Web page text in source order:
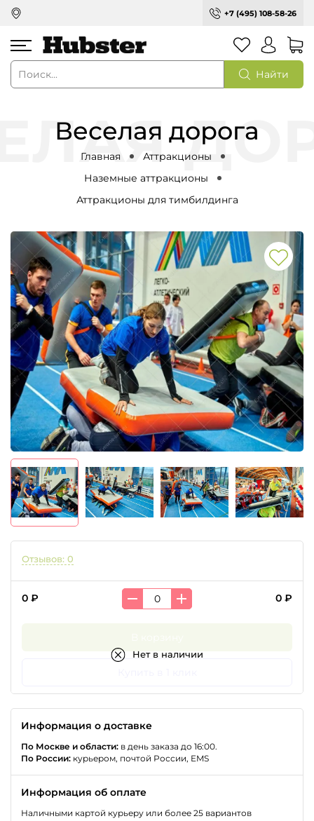
+7 (495) 108-58-26
Найти
Веселая дорога
Главная
Аттракционы
Наземные аттракционы
Аттракционы для тимбилдинга
Отзывов: 0
0 ₽ 0 ₽
Нет в наличии
Информация о доставке
По Москве и области: в день заказа до 16:00.
По России: курьером, почтой России, EMS
Информация об оплате
Наличными картой курьеру или более 25 вариантов